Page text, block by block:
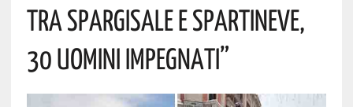
Tra Spargisale E Spartineve,
30 Uomini Impegnati”